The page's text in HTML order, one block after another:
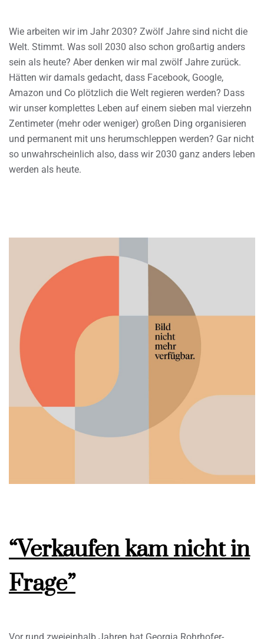
Wie arbeiten wir im Jahr 2030? Zwölf Jahre sind nicht die
Welt. Stimmt. Was soll 2030 also schon großartig anders
sein als heute? Aber denken wir mal zwölf Jahre zurück.
Hätten wir damals gedacht, dass Facebook, Google,
Amazon und Co plötzlich die Welt regieren werden? Dass
wir unser komplettes Leben auf einem sieben mal vierzehn
Zentimeter (mehr oder weniger) großen Ding organisieren
und permanent mit uns herumschleppen werden? Gar nicht
so unwahrscheinlich also, dass wir 2030 ganz anders leben
werden als heute.
“Verkaufen kam nicht in
Frage”